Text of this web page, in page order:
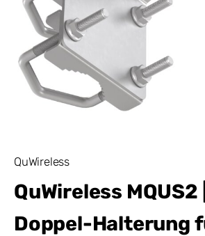
QuWireless
QuWireless
Doppel-Halterung